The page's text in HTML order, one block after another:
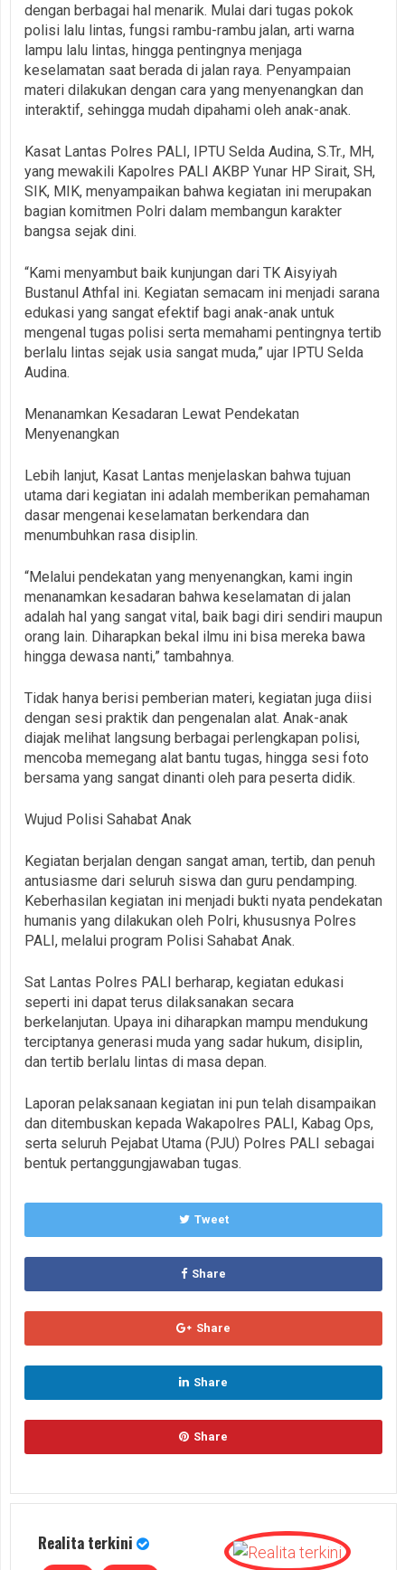
dengan berbagai hal menarik. Mulai dari tugas pokok
polisi lalu lintas, fungsi rambu-rambu jalan, arti warna
lampu lalu lintas, hingga pentingnya menjaga
keselamatan saat berada di jalan raya. Penyampaian
materi dilakukan dengan cara yang menyenangkan dan
interaktif, sehingga mudah dipahami oleh anak-anak.
Kasat Lantas Polres PALI, IPTU Selda Audina, S.Tr., MH,
yang mewakili Kapolres PALI AKBP Yunar HP Sirait, SH,
SIK, MIK, menyampaikan bahwa kegiatan ini merupakan
bagian komitmen Polri dalam membangun karakter
bangsa sejak dini.
“Kami menyambut baik kunjungan dari TK Aisyiyah
Bustanul Athfal ini. Kegiatan semacam ini menjadi sarana
edukasi yang sangat efektif bagi anak-anak untuk
mengenal tugas polisi serta memahami pentingnya tertib
berlalu lintas sejak usia sangat muda,” ujar IPTU Selda
Audina.
Menanamkan Kesadaran Lewat Pendekatan
Menyenangkan
Lebih lanjut, Kasat Lantas menjelaskan bahwa tujuan
utama dari kegiatan ini adalah memberikan pemahaman
dasar mengenai keselamatan berkendara dan
menumbuhkan rasa disiplin.
“Melalui pendekatan yang menyenangkan, kami ingin
menanamkan kesadaran bahwa keselamatan di jalan
adalah hal yang sangat vital, baik bagi diri sendiri maupun
orang lain. Diharapkan bekal ilmu ini bisa mereka bawa
hingga dewasa nanti,” tambahnya.
Tidak hanya berisi pemberian materi, kegiatan juga diisi
dengan sesi praktik dan pengenalan alat. Anak-anak
diajak melihat langsung berbagai perlengkapan polisi,
mencoba memegang alat bantu tugas, hingga sesi foto
bersama yang sangat dinanti oleh para peserta didik.
Wujud Polisi Sahabat Anak
Kegiatan berjalan dengan sangat aman, tertib, dan penuh
antusiasme dari seluruh siswa dan guru pendamping.
Keberhasilan kegiatan ini menjadi bukti nyata pendekatan
humanis yang dilakukan oleh Polri, khususnya Polres
PALI, melalui program Polisi Sahabat Anak.
Sat Lantas Polres PALI berharap, kegiatan edukasi
seperti ini dapat terus dilaksanakan secara
berkelanjutan. Upaya ini diharapkan mampu mendukung
terciptanya generasi muda yang sadar hukum, disiplin,
dan tertib berlalu lintas di masa depan.
Laporan pelaksanaan kegiatan ini pun telah disampaikan
dan ditembuskan kepada Wakapolres PALI, Kabag Ops,
serta seluruh Pejabat Utama (PJU) Polres PALI sebagai
bentuk pertanggungjawaban tugas.
Tweet
Share
Share
Share
Share
Realita terkini